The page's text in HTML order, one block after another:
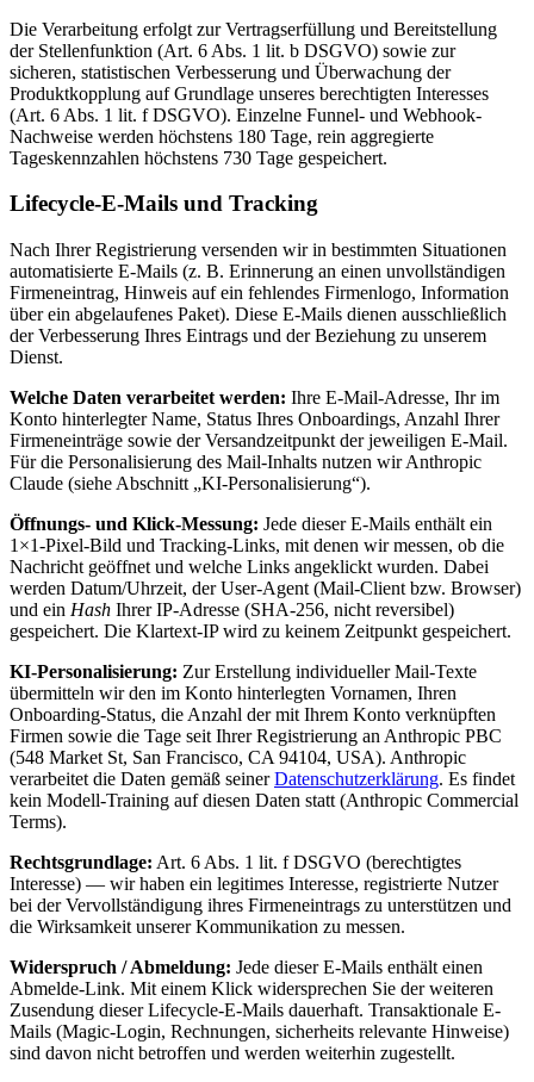
Die Verarbeitung erfolgt zur Vertragserfüllung und Bereitstellung
der Stellenfunktion (Art. 6 Abs. 1 lit. b DSGVO) sowie zur
sicheren, statistischen Verbesserung und Überwachung der
Produktkopplung auf Grundlage unseres berechtigten Interesses
(Art. 6 Abs. 1 lit. f DSGVO). Einzelne Funnel- und Webhook-
Nachweise werden höchstens 180 Tage, rein aggregierte
Tageskennzahlen höchstens 730 Tage gespeichert.
Lifecycle-E-Mails und Tracking
Nach Ihrer Registrierung versenden wir in bestimmten Situationen
automatisierte E-Mails (z. B. Erinnerung an einen unvollständigen
Firmeneintrag, Hinweis auf ein fehlendes Firmenlogo, Information
über ein abgelaufenes Paket). Diese E-Mails dienen ausschließlich
der Verbesserung Ihres Eintrags und der Beziehung zu unserem
Dienst.
Welche Daten verarbeitet werden: Ihre E-Mail-Adresse, Ihr im
Konto hinterlegter Name, Status Ihres Onboardings, Anzahl Ihrer
Firmen­einträge sowie der Versandzeit­punkt der jeweiligen E-Mail.
Für die Personalisierung des Mail-Inhalts nutzen wir Anthropic
Claude (siehe Abschnitt „KI-Personalisierung“).
Öffnungs- und Klick-Messung: Jede dieser E-Mails enthält ein
1×1-Pixel-Bild und Tracking-Links, mit denen wir messen, ob die
Nachricht geöffnet und welche Links angeklickt wurden. Dabei
werden Datum/Uhrzeit, der User-Agent (Mail-Client bzw. Browser)
und ein Hash Ihrer IP-Adresse (SHA-256, nicht reversibel)
gespeichert. Die Klartext-IP wird zu keinem Zeitpunkt gespeichert.
KI-Personalisierung: Zur Erstellung individueller Mail-Texte
übermitteln wir den im Konto hinterlegten Vornamen, Ihren
Onboarding-Status, die Anzahl der mit Ihrem Konto verknüpften
Firmen sowie die Tage seit Ihrer Registrierung an Anthropic PBC
(548 Market St, San Francisco, CA 94104, USA). Anthropic
verarbeitet die Daten gemäß seiner Datenschutzerklärung. Es findet
kein Modell-Training auf diesen Daten statt (Anthropic Commercial
Terms).
Rechtsgrundlage: Art. 6 Abs. 1 lit. f DSGVO (berechtigtes
Interesse) — wir haben ein legitimes Interesse, registrierte Nutzer
bei der Vervollständigung ihres Firmeneintrags zu unterstützen und
die Wirksamkeit unserer Kommunikation zu messen.
Widerspruch / Abmeldung: Jede dieser E-Mails enthält einen
Abmelde-Link. Mit einem Klick widersprechen Sie der weiteren
Zusendung dieser Lifecycle-E-Mails dauerhaft. Transaktionale E-
Mails (Magic-Login, Rechnungen, sicherheits­ relevante Hinweise)
sind davon nicht betroffen und werden weiterhin zugestellt.